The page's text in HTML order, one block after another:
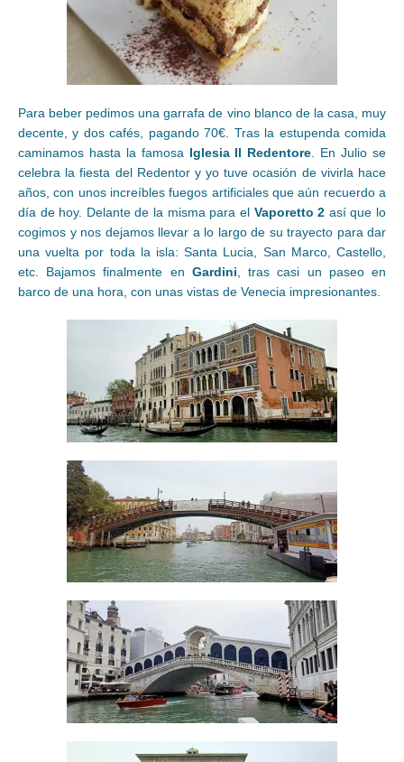
Para beber pedimos una garrafa de vino blanco de la casa, muy
decente, y dos cafés, pagando 70€. Tras la estupenda comida
caminamos hasta la famosa Iglesia Il Redentore. En Julio se
celebra la fiesta del Redentor y yo tuve ocasión de vivirla hace
años, con unos increíbles fuegos artificiales que aún recuerdo a
día de hoy. Delante de la misma para el Vaporetto 2 así que lo
cogimos y nos dejamos llevar a lo largo de su trayecto para dar
una vuelta por toda la isla: Santa Lucia, San Marco, Castello,
etc. Bajamos finalmente en Gardini, tras casi un paseo en
barco de una hora, con unas vistas de Venecia impresionantes.